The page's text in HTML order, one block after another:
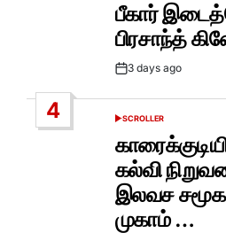
பீகார்
பிரசாந்த்
Post3 days ago
4
POSTED
SCROLLER
கல்வி
இலவச சமூக
முகாம் …